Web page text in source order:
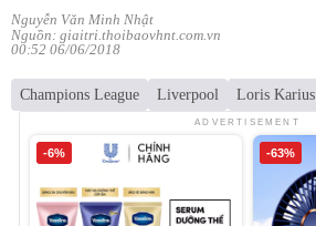
Nguyễn Văn Minh Nhật
Nguồn: giaitri.thoibaovhnt.com.vn
00:52 06/06/2018
Champions League Liverpool Loris Karius
ADVERTISEMENT
-6% -63%